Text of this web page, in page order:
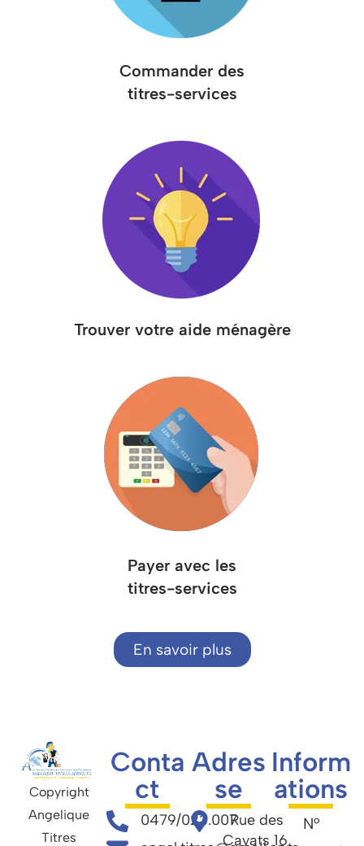
Commander des
titres-services
Trouver votre aide ménagère
Payer avec les
titres-services
En savoir plus
Copyright
Angelique
Titres
Conta
ct
0479/023.007
Adres
se
Rue des
Cayats 16,
Inform
ations
N°